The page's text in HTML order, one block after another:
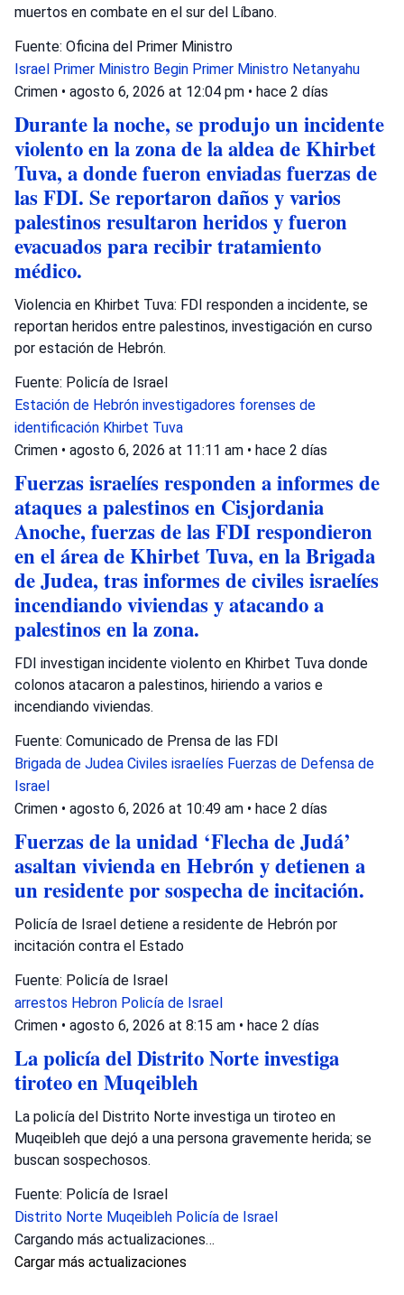
muertos en combate en el sur del Líbano.
Fuente: Oficina del Primer Ministro
Israel Primer Ministro Begin Primer Ministro Netanyahu
Crimen • agosto 6, 2026 at 12:04 pm • hace 2 días
Durante la noche, se produjo un incidente
violento en la zona de la aldea de Khirbet
Tuva, a donde fueron enviadas fuerzas de
las FDI. Se reportaron daños y varios
palestinos resultaron heridos y fueron
evacuados para recibir tratamiento
médico.
Violencia en Khirbet Tuva: FDI responden a incidente, se
reportan heridos entre palestinos, investigación en curso
por estación de Hebrón.
Fuente: Policía de Israel
Estación de Hebrón investigadores forenses de
identificación Khirbet Tuva
Crimen • agosto 6, 2026 at 11:11 am • hace 2 días
Fuerzas israelíes responden a informes de
ataques a palestinos en Cisjordania
Anoche, fuerzas de las FDI respondieron
en el área de Khirbet Tuva, en la Brigada
de Judea, tras informes de civiles israelíes
incendiando viviendas y atacando a
palestinos en la zona.
FDI investigan incidente violento en Khirbet Tuva donde
colonos atacaron a palestinos, hiriendo a varios e
incendiando viviendas.
Fuente: Comunicado de Prensa de las FDI
Brigada de Judea Civiles israelíes Fuerzas de Defensa de
Israel
Crimen • agosto 6, 2026 at 10:49 am • hace 2 días
Fuerzas de la unidad ‘Flecha de Judá’
asaltan vivienda en Hebrón y detienen a
un residente por sospecha de incitación.
Policía de Israel detiene a residente de Hebrón por
incitación contra el Estado
Fuente: Policía de Israel
arrestos Hebron Policía de Israel
Crimen • agosto 6, 2026 at 8:15 am • hace 2 días
La policía del Distrito Norte investiga
tiroteo en Muqeibleh
La policía del Distrito Norte investiga un tiroteo en
Muqeibleh que dejó a una persona gravemente herida; se
buscan sospechosos.
Fuente: Policía de Israel
Distrito Norte Muqeibleh Policía de Israel
Cargando más actualizaciones…
Cargar más actualizaciones